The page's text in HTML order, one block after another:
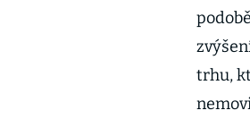
trhu,